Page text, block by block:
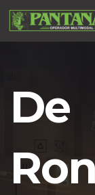
De